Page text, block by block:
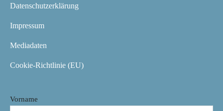
Datenschutzerklärung
Impressum
Mediadaten
Cookie-Richtlinie (EU)
Vorname